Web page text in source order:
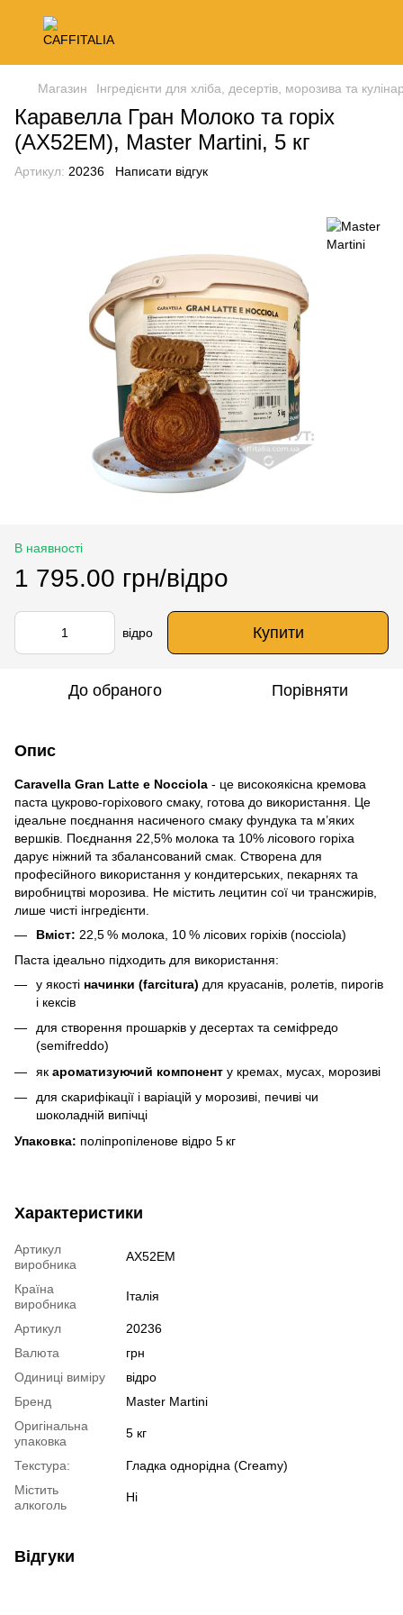
Магазин Інгредієнти для хліба, десертів, морозива та
Каравелла Гран Молоко та горіх
(AX52EM), Master Martini, 5 кг
Артикул: 20236 Написати відгук
В наявності
1 795.00 грн/відро
відро Купити
До обраного Порівняти
Опис
Caravella Gran Latte e Nocciola - це високоякісна кремова
паста цукрово-горіхового смаку, готова до використання. Це
ідеальне поєднання насиченого смаку фундука та м’яких
вершків. Поєднання 22,5% молока та 10% лісового горіха
дарує ніжний та збалансований смак. Створена для
професійного використання у кондитерських, пекарнях та
виробництві морозива. Не містить лецитин сої чи трансжирів,
лише чисті інгредієнти.
Вміст: 22,5 % молока, 10 % лісових горіхів (nocciola)
Паста ідеально підходить для використання:
у якості начинки (farcitura) для круасанів, ролетів, пирогів
і кексів
для створення прошарків у десертах та семіфредо
(semifreddo)
як ароматизуючий компонент у кремах, мусах, морозиві
для скарифікації і варіацій у морозиві, печиві чи
шоколадній випічці
Упаковка: поліпропіленове відро 5 кг
Характеристики
Артикул
виробника
AX52EM
Країна
виробника
Італія
Артикул
20236
Валюта
грн
Одиниці виміру
відро
Бренд
Master Martini
Оригінальна
упаковка
5 кг
Текстура:
Гладка однорідна (Creamy)
Містить
алкоголь
Ні
Відгуки